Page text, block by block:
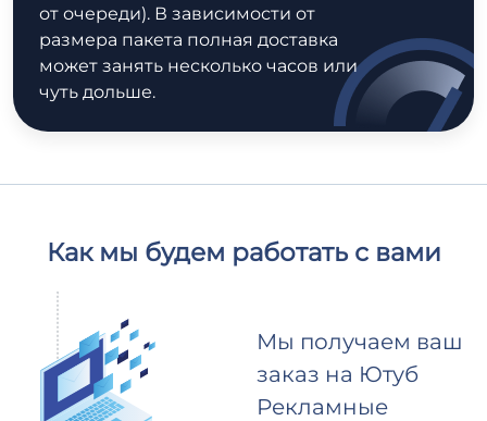
от очереди). В зависимости от
размера пакета полная доставка
может занять несколько часов или
чуть дольше.
Как мы будем работать с вами
Мы получаем ваш
заказ на Ютуб
Рекламные